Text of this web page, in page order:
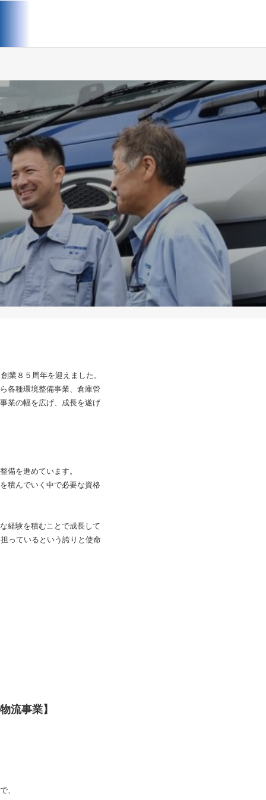
業８５周年を迎えました。
各種環境整備事業、倉庫管
業の幅を広げ、成長を遂げ
備を進めています。
積んでいく中で必要な資格
経験を積むことで成長して
っているという誇りと使命
事業】
、